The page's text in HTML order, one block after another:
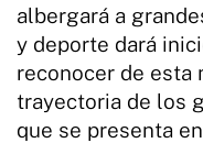
albergará a
y deporte dará
reconocer de esta
trayectoria de los
que se presenta